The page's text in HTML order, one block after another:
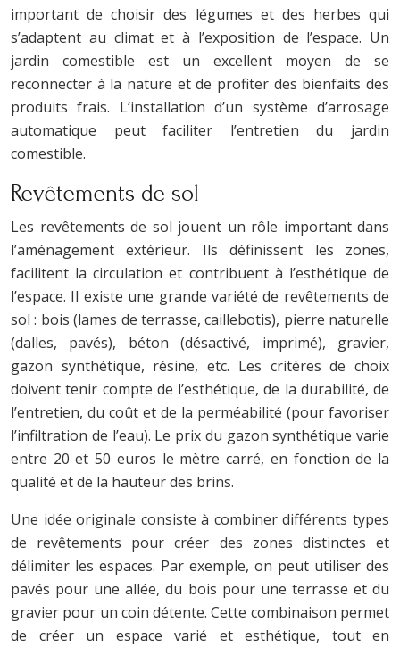
important de choisir des légumes et des herbes qui
s’adaptent au climat et à l’exposition de l’espace. Un
jardin comestible est un excellent moyen de se
reconnecter à la nature et de profiter des bienfaits des
produits frais. L’installation d’un système d’arrosage
automatique peut faciliter l’entretien du jardin
comestible.
Revêtements de sol
Les revêtements de sol jouent un rôle important dans
l’aménagement extérieur. Ils définissent les zones,
facilitent la circulation et contribuent à l’esthétique de
l’espace. Il existe une grande variété de revêtements de
sol : bois (lames de terrasse, caillebotis), pierre naturelle
(dalles, pavés), béton (désactivé, imprimé), gravier,
gazon synthétique, résine, etc. Les critères de choix
doivent tenir compte de l’esthétique, de la durabilité, de
l’entretien, du coût et de la perméabilité (pour favoriser
l’infiltration de l’eau). Le prix du gazon synthétique varie
entre 20 et 50 euros le mètre carré, en fonction de la
qualité et de la hauteur des brins.
Une idée originale consiste à combiner différents types
de revêtements pour créer des zones distinctes et
délimiter les espaces. Par exemple, on peut utiliser des
pavés pour une allée, du bois pour une terrasse et du
gravier pour un coin détente. Cette combinaison permet
de créer un espace varié et esthétique, tout en